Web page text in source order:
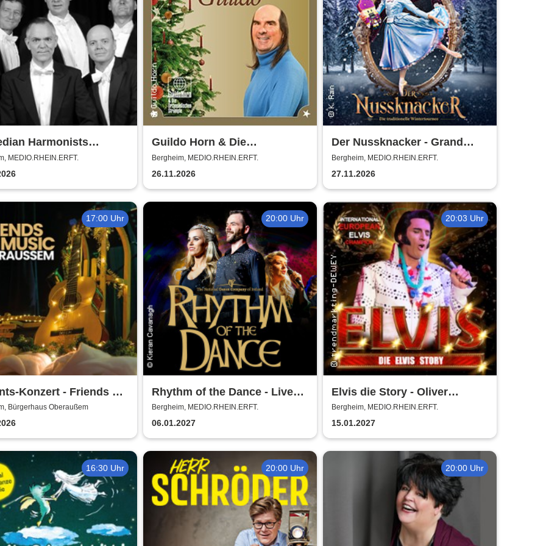
Harmonists
- Das Leben ein
MEDIO.RHEIN.ERFT.
Guildo Horn & Die
Orthopädischen Strümpfe -
Weihnachten mit Guildo
Bergheim, MEDIO.RHEIN.ERFT.
26.11.2026
Der Nussknacker - Grand
Classic Ballet - Die
traditionelle Wintertournee
Bergheim, MEDIO.RHEIN.ERFT.
27.11.2026
17:00 Uhr
Konzert - Friends of
Oberaussem
Bürgerhaus Oberaußem
20:00 Uhr
Rhythm of the Dance - Live
2027
Bergheim, MEDIO.RHEIN.ERFT.
06.01.2027
20:03 Uhr
Elvis die Story - Oliver
Steinhoff + Band
Bergheim, MEDIO.RHEIN.ERFT.
15.01.2027
16:30 Uhr 20:00 Uhr 20:00 Uhr